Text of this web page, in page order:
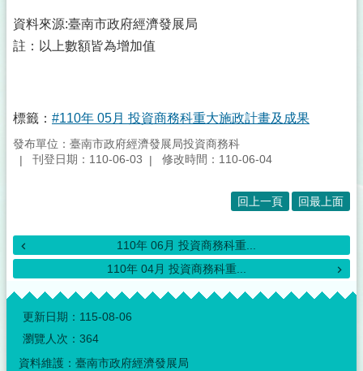
資料來源:臺南市政府經濟發展局
註：以上數額皆為增加值
標籤： #110年 05月 投資商務科重大施政計畫及成果
發布單位：臺南市政府經濟發展局投資商務科
刊登日期：110-06-03
修改時間：110-06-04
回上一頁 回最上面
110年 06月 投資商務科重...
110年 04月 投資商務科重...
:::
更新日期： 115-08-06
瀏覽人次： 364
資料維護：臺南市政府經濟發展局